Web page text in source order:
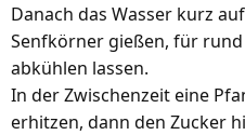
Danach das Wasser kurz
Senfkörner gießen, für
abkühlen lassen.
In der Zwischenzeit eine
erhitzen, dann den Zucker